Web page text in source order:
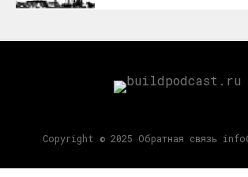
Copyright © 2025 Обратная связь